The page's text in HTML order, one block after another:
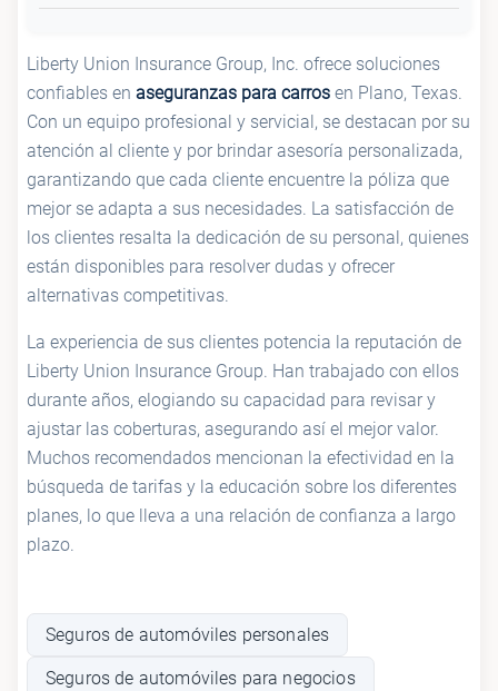
Liberty Union Insurance Group, Inc. ofrece soluciones
confiables en aseguranzas para carros en Plano, Texas.
Con un equipo profesional y servicial, se destacan por su
atención al cliente y por brindar asesoría personalizada,
garantizando que cada cliente encuentre la póliza que
mejor se adapta a sus necesidades. La satisfacción de
los clientes resalta la dedicación de su personal, quienes
están disponibles para resolver dudas y ofrecer
alternativas competitivas.
La experiencia de sus clientes potencia la reputación de
Liberty Union Insurance Group. Han trabajado con ellos
durante años, elogiando su capacidad para revisar y
ajustar las coberturas, asegurando así el mejor valor.
Muchos recomendados mencionan la efectividad en la
búsqueda de tarifas y la educación sobre los diferentes
planes, lo que lleva a una relación de confianza a largo
plazo.
Seguros de automóviles personales
Seguros de automóviles para negocios